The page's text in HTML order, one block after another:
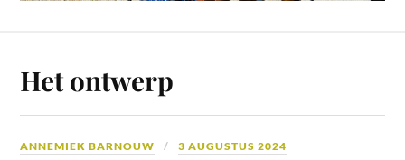
Het ontwerp
ANNEMIEK BARNOUW 3 AUGUSTUS 2024